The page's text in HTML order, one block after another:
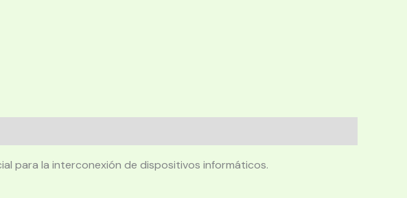
para la interconexión de dispositivos informáticos.